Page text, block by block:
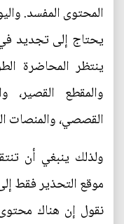
المحتوى المفسد.
يحتاج إلى تجديد في
ينتظر المحاضرة
والمقطع القصير،
القصصي، والمنصات
ولذلك ينبغي أن
موقع التحذير فقط
نقول إن هناك